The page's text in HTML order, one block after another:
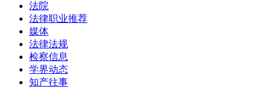
法院
法律职业推荐
媒体
法律法规
检察信息
学界动态
知产往事